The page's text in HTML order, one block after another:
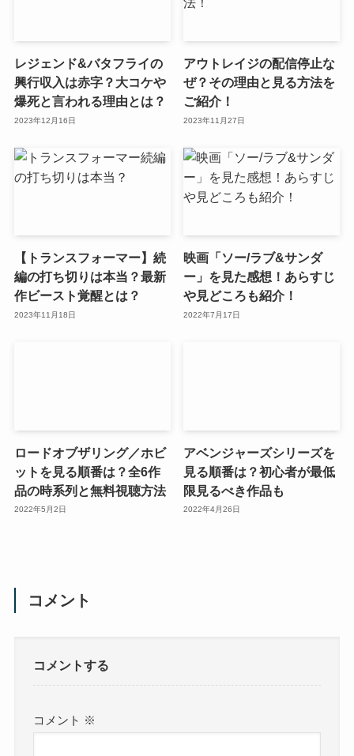
レジェンド&バタフライの
興行収入は赤字？大コケや
爆死と言われる理由とは？
2023年12月16日
アウトレイジの配信停止な
ぜ？その理由と見る方法を
ご紹介！
2023年11月27日
【トランスフォーマー】続
編の打ち切りは本当？最新
作ビースト覚醒とは？
2023年11月18日
映画「ソー/ラブ&サンダ
ー」を見た感想！あらすじ
や見どころも紹介！
2022年7月17日
ロードオブザリング／ホビ
ットを見る順番は？全6作
品の時系列と無料視聴方法
2022年5月2日
アベンジャーズシリーズを
見る順番は？初心者が最低
限見るべき作品も
2022年4月26日
コメント
コメントする
コメント ※